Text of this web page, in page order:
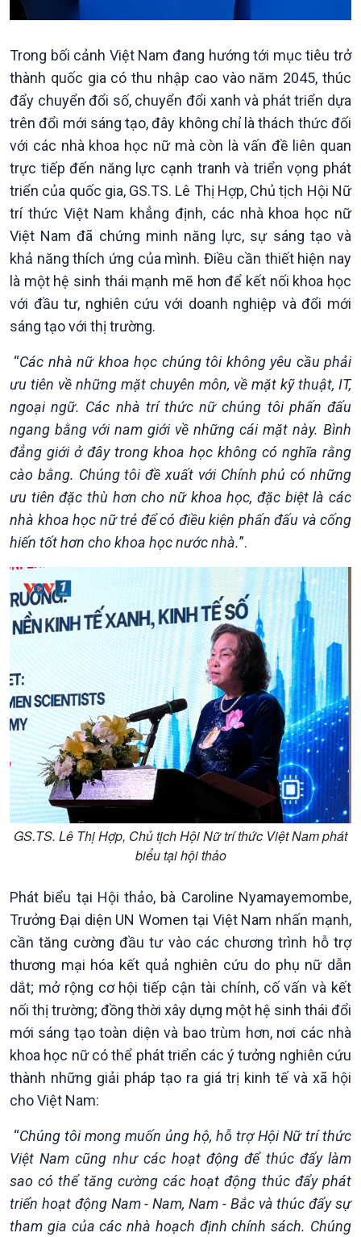
Xã hội
Tin Đời sống & Xã hội
Chuyển đổi Xanh
Tài nguyên và Môi trường
Chuyên gia của bạn
Xã hội chuyển động
Bước chân đến trường
Khoa học & Công nghệ
Sống chung với biến đổi
khí hậu
Văn hoá & Du lịch
Câu chuyện Thể thao
Multimedia
Ảnh
Infographic
E-Magazine
Trong bối cảnh Việt Nam đang hướng tới mục tiêu trở
thành quốc gia có thu nhập cao vào năm 2045, thúc
đẩy chuyển đổi số, chuyển đổi xanh và phát triển dựa
trên đổi mới sáng tạo, đây không chỉ là thách thức đối
với các nhà khoa học nữ mà còn là vấn đề liên quan
trực tiếp đến năng lực cạnh tranh và triển vọng phát
triển của quốc gia, GS.TS. Lê Thị Hợp, Chủ tịch Hội Nữ
trí thức Việt Nam khẳng định, các nhà khoa học nữ
Việt Nam đã chứng minh năng lực, sự sáng tạo và
khả năng thích ứng của mình. Điều cần thiết hiện nay
là một hệ sinh thái mạnh mẽ hơn để kết nối khoa học
với đầu tư, nghiên cứu với doanh nghiệp và đổi mới
sáng tạo với thị trường.
“Các nhà nữ khoa học chúng tôi không yêu cầu phải
ưu tiên về những mặt chuyên môn, về mặt kỹ thuật, IT,
ngoại ngữ. Các nhà trí thức nữ chúng tôi phấn đấu
ngang bằng với nam giới về những cái mặt này. Bình
đẳng giới ở đây trong khoa học không có nghĩa rằng
cào bằng. Chúng tôi đề xuất với Chính phủ có những
ưu tiên đặc thù hơn cho nữ khoa học, đặc biệt là các
nhà khoa học nữ trẻ để có điều kiện phấn đấu và cống
hiến tốt hơn cho khoa học nước nhà.”.
GS.TS. Lê Thị Hợp, Chủ tịch Hội Nữ trí thức Việt Nam phát
biểu tại hội thảo
Phát biểu tại Hội thảo, bà Caroline Nyamayemombe,
Trưởng Đại diện UN Women tại Việt Nam nhấn mạnh,
cần tăng cường đầu tư vào các chương trình hỗ trợ
thương mại hóa kết quả nghiên cứu do phụ nữ dẫn
dắt; mở rộng cơ hội tiếp cận tài chính, cố vấn và kết
nối thị trường; đồng thời xây dựng một hệ sinh thái đổi
mới sáng tạo toàn diện và bao trùm hơn, nơi các nhà
khoa học nữ có thể phát triển các ý tưởng nghiên cứu
thành những giải pháp tạo ra giá trị kinh tế và xã hội
cho Việt Nam:
“Chúng tôi mong muốn ủng hộ, hỗ trợ Hội Nữ trí thức
Việt Nam cũng như các hoạt động để thúc đẩy làm
sao có thể tăng cường các hoạt động thúc đẩy phát
triển hoạt động Nam - Nam, Nam - Bắc và thúc đẩy sự
tham gia của các nhà hoạch định chính sách. Chúng